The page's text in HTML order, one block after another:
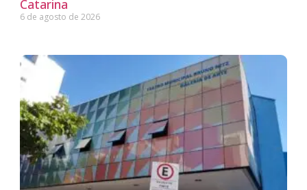
Catarina
6 de agosto de 2026